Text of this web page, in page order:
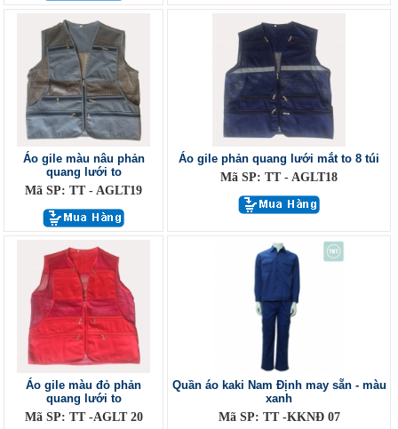
Áo gile màu nâu phản
quang lưới to
Mã SP: TT - AGLT19
Áo gile phản quang lưới mắt to 8 túi
Mã SP: TT - AGLT18
Áo gile màu đỏ phản
quang lưới to
Mã SP: TT -AGLT 20
Quần áo kaki Nam Định may sẵn - màu
xanh
Mã SP: TT -KKNĐ 07